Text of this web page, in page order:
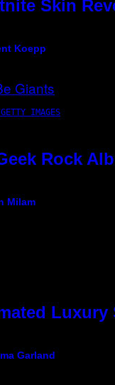
Skin
Koepp
IMAGES
Rock
Milam
Luxury
Garland